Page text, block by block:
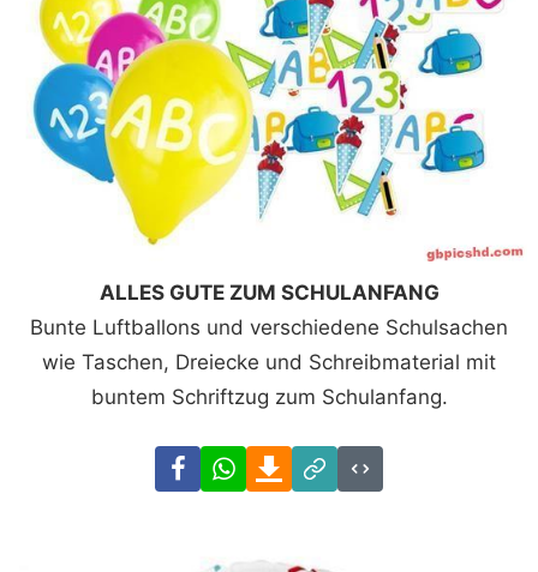
ALLES GUTE ZUM SCHULANFANG
Bunte Luftballons und verschiedene Schulsachen
wie Taschen, Dreiecke und Schreibmaterial mit
buntem Schriftzug zum Schulanfang.
FacebookWhatsAppDownload
Link
Code